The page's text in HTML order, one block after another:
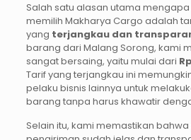
Salah satu alasan utama
memilih Makharya Cargo adalah
yang terjangkau dan
barang dari Malang Sorong, kami
sangat bersaing, yaitu mulai dari
Tarif yang terjangkau ini
pelaku bisnis lainnya untuk
barang tanpa harus khawatir
Selain itu, kami memastikan